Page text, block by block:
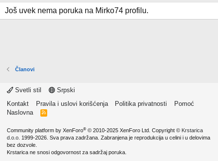
Još uvek nema poruka na Mirko74 profilu.
Članovi
Svetli stil
Srpski
Kontakt
Pravila i uslovi korišćenja Politika privatnosti
Pomoć
Naslovna
R
Community platform by XenForo® © 2010-2025 XenForo Ltd. Copyright © Krstarica
d.o.o. 1999-2026. Sva prava zadržana. Zabranjena je reprodukcija u celini i u delovima
bez dozvole.
Krstarica ne snosi odgovornost za sadržaj poruka.